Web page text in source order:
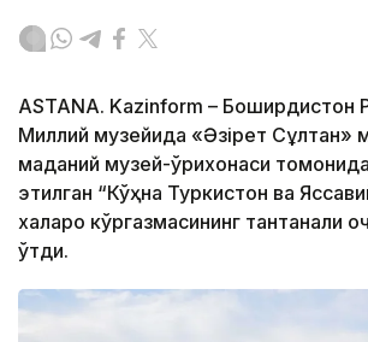
ASTANА. Kazinform – Бошқирдистон
Миллий музейида «Әзірет Сұлтан»
маданий музей-қўриқхонаси
этилган “Кўҳна Туркистон ва
халқаро кўргазмасининг тантанали
ўтди.